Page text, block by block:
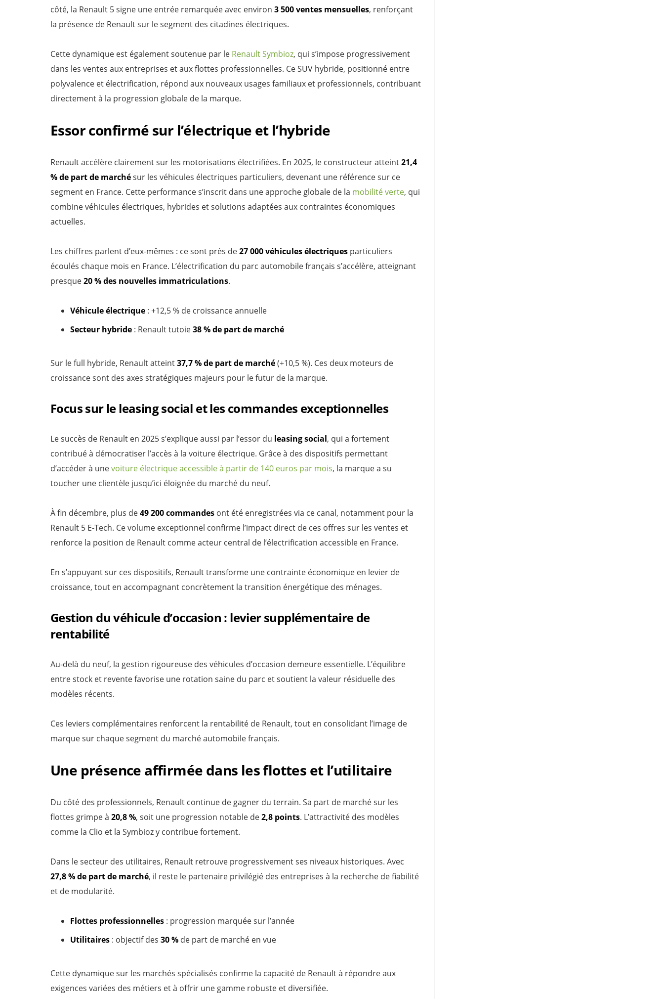
côté, la Renault 5 signe une entrée remarquée avec environ 3 500 ventes mensuelles, renforçant
la présence de Renault sur le segment des citadines électriques.
Cette dynamique est également soutenue par le Renault Symbioz, qui s’impose progressivement
dans les ventes aux entreprises et aux flottes professionnelles. Ce SUV hybride, positionné entre
polyvalence et électrification, répond aux nouveaux usages familiaux et professionnels, contribuant
directement à la progression globale de la marque.
Essor confirmé sur l’électrique et l’hybride
Renault accélère clairement sur les motorisations électrifiées. En 2025, le constructeur atteint21,4
% de part de marchésur les véhicules électriques particuliers, devenant une référence sur ce
segment en France. Cette performance s’inscrit dans une approche globale de la mobilité verte, qui
combine véhicules électriques, hybrides et solutions adaptées aux contraintes économiques
actuelles.
Les chiffres parlent d’eux-mêmes : ce sont près de27 000 véhicules électriques particuliers
écoulés chaque mois en France. L’électrification du parc automobile français s’accélère, atteignant
presque20 % des nouvelles immatriculations.
Véhicule électrique : +12,5 % de croissance annuelle
Secteur hybride : Renault tutoie38 % de part de marché
Sur le full hybride, Renault atteint37,7 % de part de marché(+10,5 %). Ces deux moteurs de
croissance sont des axes stratégiques majeurs pour le futur de la marque.
Focus sur le leasing social et les commandes exceptionnelles
Le succès de Renault en 2025 s’explique aussi par l’essor du leasing social, qui a fortement
contribué à démocratiser l’accès à la voiture électrique. Grâce à des dispositifs permettant
d’accéder à unevoiture électrique accessible à partir de 140 euros par mois, la marque a su
toucher une clientèle jusqu’ici éloignée du marché du neuf.
À fin décembre, plus de49 200 commandes ont été enregistrées via ce canal, notamment pour la
Renault 5 E-Tech. Ce volume exceptionnel confirme l’impact direct de ces offres sur les ventes et
renforce la position de Renault comme acteur central de l’électrification accessible en France.
En s’appuyant sur ces dispositifs, Renault transforme une contrainte économique en levier de
croissance, tout en accompagnant concrètement la transition énergétique des ménages.
Gestion du véhicule d’occasion : levier supplémentaire de
rentabilité
Au-delà du neuf, la gestion rigoureuse des véhicules d’occasion demeure essentielle. L’équilibre
entre stock et revente favorise une rotation saine du parc et soutient la valeur résiduelle des
modèles récents.
Ces leviers complémentaires renforcent la rentabilité de Renault, tout en consolidant l’image de
marque sur chaque segment du marché automobile français.
Une présence affirmée dans les flottes et l’utilitaire
Du côté des professionnels, Renault continue de gagner du terrain. Sa part de marché sur les
flottes grimpe à 20,8 %, soit une progression notable de2,8 points. L’attractivité des modèles
comme la Clio et la Symbioz y contribue fortement.
Dans le secteur des utilitaires, Renault retrouve progressivement ses niveaux historiques. Avec
27,8 % de part de marché, il reste le partenaire privilégié des entreprises à la recherche de fiabilité
et de modularité.
Flottes professionnelles : progression marquée sur l’année
Utilitaires : objectif des 30 % de part de marché en vue
Cette dynamique sur les marchés spécialisés confirme la capacité de Renault à répondre aux
exigences variées des métiers et à offrir une gamme robuste et diversifiée.